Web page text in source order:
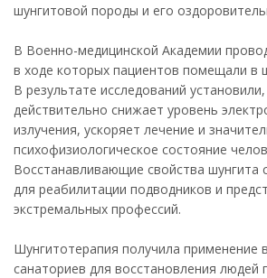
шунгитовой породы и его
В Военно-медицинской Академии
в ходе которых пациентов помещали в
В результате исследований
действительно снижает уровень
излучения, ускоряет лечение и
психофизиологическое состояние
Восстанавливающие свойства шунгита
для реабилитации подводников и
экстремальных профессий.
Шунгитотерапия получила применение
санаториев для восстановления людей